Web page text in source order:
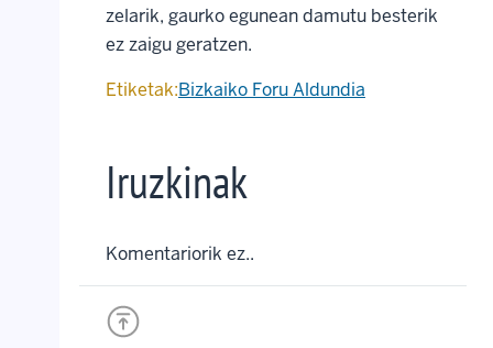
zelarik, gaurko egunean damutu besterik
ez zaigu geratzen.
Etiketak:Bizkaiko Foru Aldundia
Iruzkinak
Komentariorik ez..